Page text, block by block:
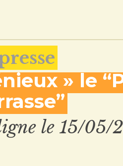
» le
le 15/05/